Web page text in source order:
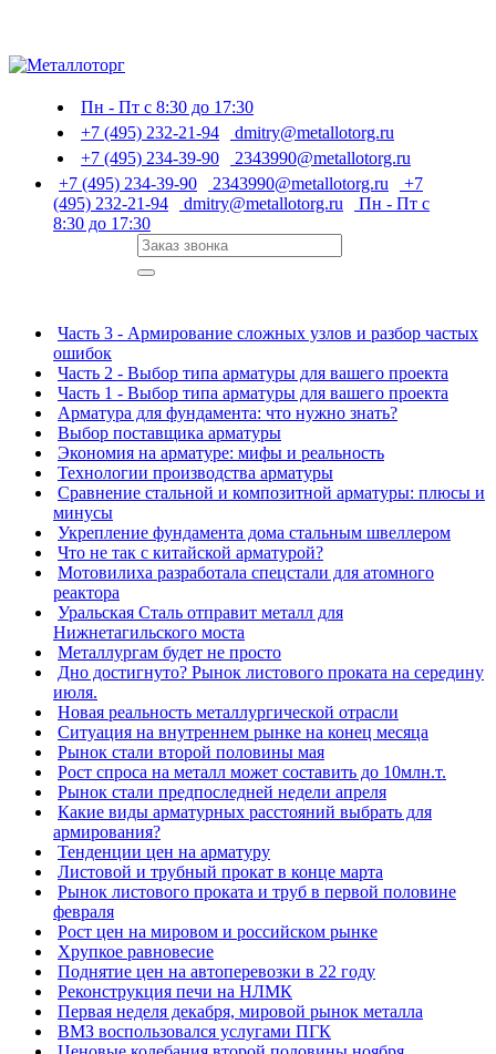
Пн - Пт с 8:30 до 17:30
+7 (495) 232-21-94
dmitry@metallotorg.ru
+7 (495) 234-39-90
2343990@metallotorg.ru
+7 (495) 234-39-90
2343990@metallotorg.ru
+7
(495) 232-21-94
dmitry@metallotorg.ru
Пн - Пт с
8:30 до 17:30
Часть 3 - Армирование сложных узлов и разбор частых
ошибок
Часть 2 - Выбор типа арматуры для вашего проекта
Часть 1 - Выбор типа арматуры для вашего проекта
Арматура для фундамента: что нужно знать?
Выбор поставщика арматуры
Экономия на арматуре: мифы и реальность
Технологии производства арматуры
Сравнение стальной и композитной арматуры: плюсы и
минусы
Укрепление фундамента дома стальным швеллером
Что не так с китайской арматурой?
Мотовилиха разработала спецстали для атомного
реактора
Уральская Сталь отправит металл для
Нижнетагильского моста
Металлургам будет не просто
Дно достигнуто? Рынок листового проката на середину
июля.
Новая реальность металлургической отрасли
Ситуация на внутреннем рынке на конец месяца
Рынок стали второй половины мая
Рост спроса на металл может составить до 10млн.т.
Рынок стали предпоследней недели апреля
Какие виды арматурных расстояний выбрать для
армирования?
Тенденции цен на арматуру
Листовой и трубный прокат в конце марта
Рынок листового проката и труб в первой половине
февраля
Рост цен на мировом и российском рынке
Хрупкое равновесие
Поднятие цен на автоперевозки в 22 году
Реконструкция печи на НЛМК
Первая неделя декабря, мировой рынок металла
ВМЗ воспользовался услугами ПГК